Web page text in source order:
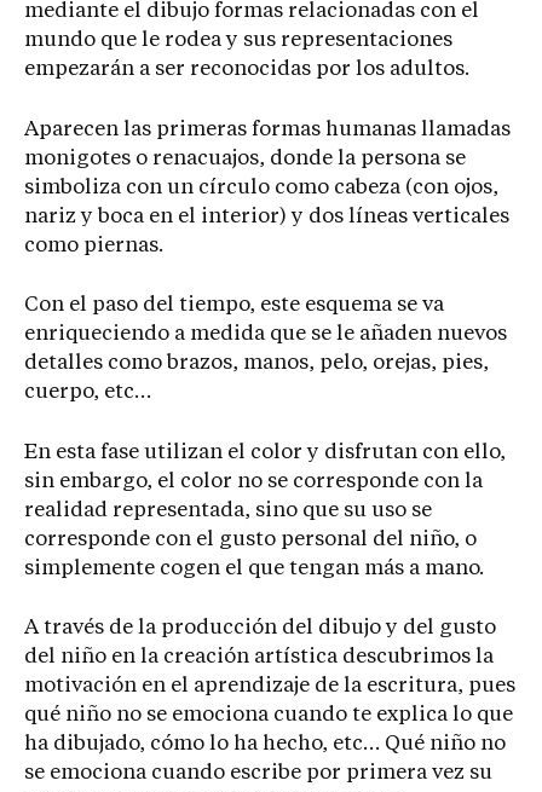
mediante el dibujo formas relacionadas con el
mundo que le rodea y sus representaciones
empezarán a ser reconocidas por los adultos.
Aparecen las primeras formas humanas llamadas
monigotes o renacuajos, donde la persona se
simboliza con un círculo como cabeza (con ojos,
nariz y boca en el interior) y dos líneas verticales
como piernas.
Con el paso del tiempo, este esquema se va
enriqueciendo a medida que se le añaden nuevos
detalles como brazos, manos, pelo, orejas, pies,
cuerpo, etc…
En esta fase utilizan el color y disfrutan con ello,
sin embargo, el color no se corresponde con la
realidad representada, sino que su uso se
corresponde con el gusto personal del niño, o
simplemente cogen el que tengan más a mano.
A través de la producción del dibujo y del gusto
del niño en la creación artística descubrimos la
motivación en el aprendizaje de la escritura, pues
qué niño no se emociona cuando te explica lo que
ha dibujado, cómo lo ha hecho, etc… Qué niño no
se emociona cuando escribe por primera vez su